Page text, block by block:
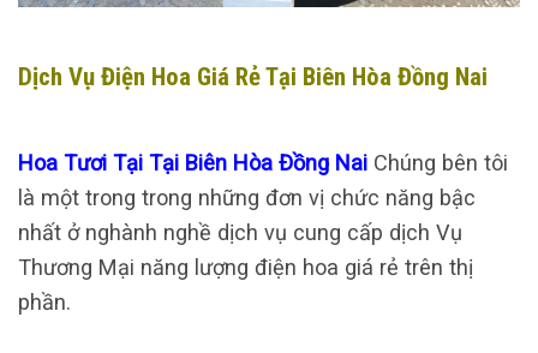
Dịch Vụ Điện Hoa Giá Rẻ Tại Biên Hòa Đồng Nai
Hoa Tươi Tại Tại Biên Hòa Đồng Nai Chúng bên tôi
là một trong trong những đơn vị chức năng bậc
nhất ở nghành nghề dịch vụ cung cấp dịch Vụ
Thương Mại năng lượng điện hoa giá rẻ trên thị
phần.